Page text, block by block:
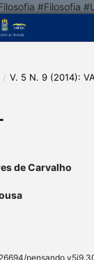
#Filosofia
/ V. 5 N. 9 (2014):
de Carvalho